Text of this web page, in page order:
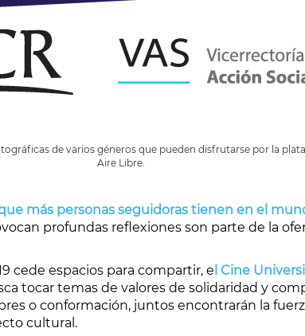
de varios géneros que pueden disfrutarse por la
Aire Libre.
más personas seguidoras tienen en el
profundas reflexiones son parte de la
cede espacios para compartir, e l Cine
tocar temas de valores de solidaridad y
o conformación, juntos encontrarán la
cultural.